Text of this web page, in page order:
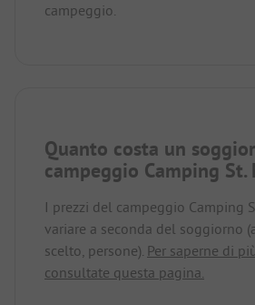
campeggio.
Quanto costa un
campeggio Camping St.
I prezzi del campeggio Camping
variare a seconda del soggiorno
scelto, persone). Per saperne di
consultate questa pagina.